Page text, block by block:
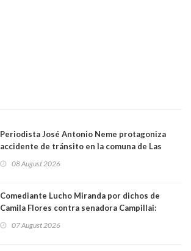
Periodista José Antonio Neme protagoniza
accidente de tránsito en la comuna de Las
08 August 2026
Comediante Lucho Miranda por dichos de
Camila Flores contra senadora Campillai:
forma de quitar dignidad"
07 August 2026